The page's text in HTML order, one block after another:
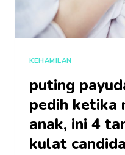
KEHAMILAN
puting
pedih ketika
anak, ini 4
kulat